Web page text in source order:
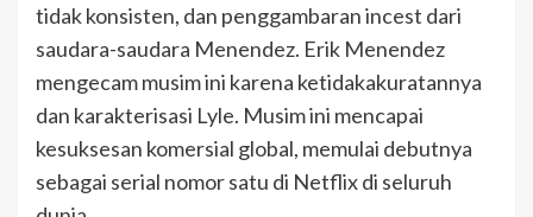
tidak konsisten, dan penggambaran incest dari
saudara-saudara Menendez. Erik Menendez
mengecam musim ini karena ketidakakuratannya
dan karakterisasi Lyle. Musim ini mencapai
kesuksesan komersial global, memulai debutnya
sebagai serial nomor satu di Netflix di seluruh